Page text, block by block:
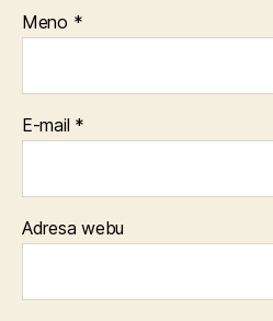
Meno *
E-mail *
Adresa webu